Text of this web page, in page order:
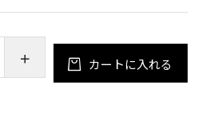
カートに入れる